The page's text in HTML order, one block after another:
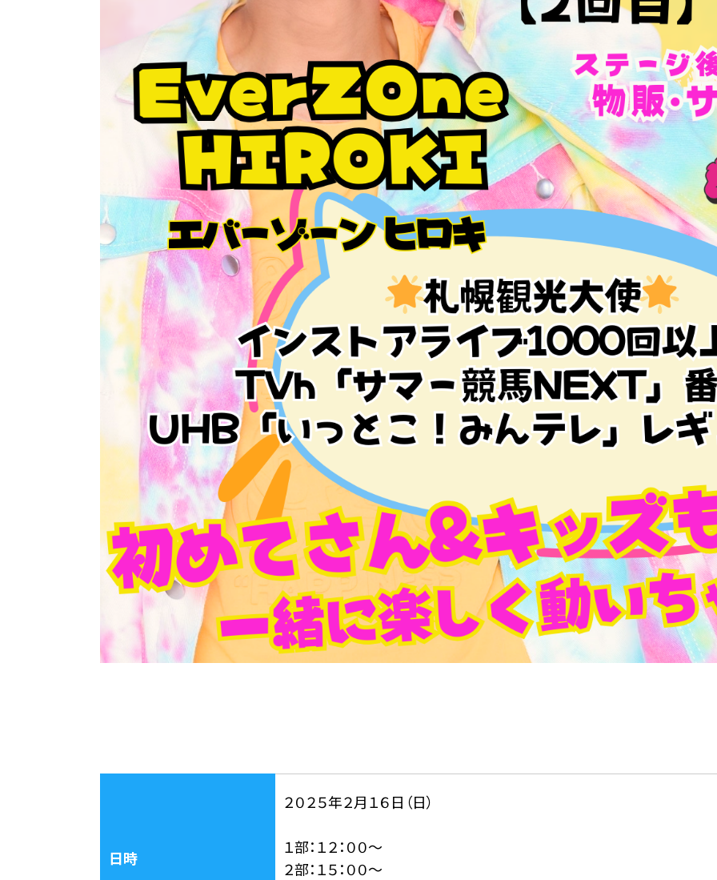
日時
２０２５年２月１６日（日）
１部：１２：００〜
２部：１５：００〜